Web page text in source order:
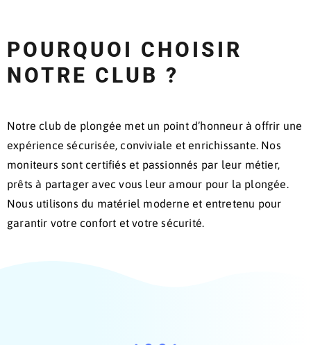
POURQUOI CHOISIR
NOTRE CLUB ?
Notre club de plongée met un point d’honneur à offrir une
expérience sécurisée, conviviale et enrichissante. Nos
moniteurs sont certifiés et passionnés par leur métier,
prêts à partager avec vous leur amour pour la plongée.
Nous utilisons du matériel moderne et entretenu pour
garantir votre confort et votre sécurité.